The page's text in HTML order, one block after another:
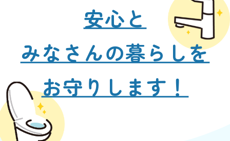
安心と
みなさんの暮らしを
お守りします！